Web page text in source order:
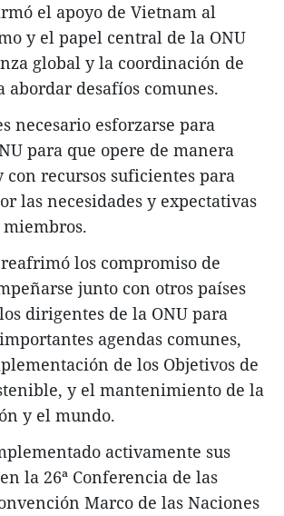
el apoyo de Vietnam al
y el papel central de la ONU
global y la coordinación de
abordar desafíos comunes.
necesario esforzarse para
para que opere de manera
con recursos suficientes para
las necesidades y expectativas
miembros.
los compromiso de
junto con otros países
dirigentes de la ONU para
agendas comunes,
de los Objetivos de
y el mantenimiento de la
y el mundo.
activamente sus
la 26ª Conferencia de las
Marco de las Naciones